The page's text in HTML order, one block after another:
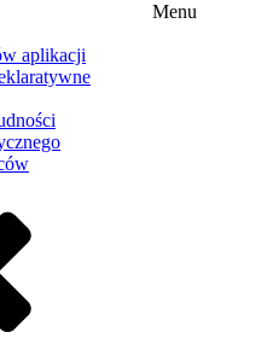
Menu
aplikacji